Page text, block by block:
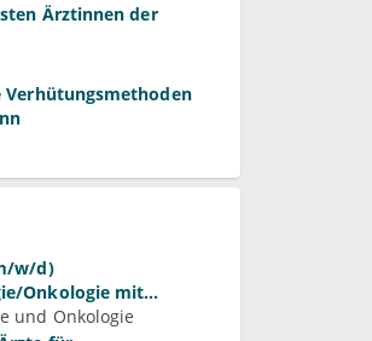
Ärztinnen der
w/d)
Onkologie mit
Forschung und
und Onkologie